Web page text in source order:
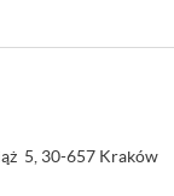
5, 30-657 Kraków